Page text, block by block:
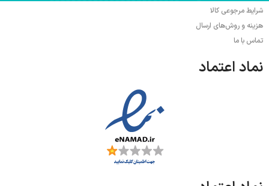
شرایط مرجوعی کالا
هزینه و روش‌های ارسال
تماس با ما
نماد اعتماد